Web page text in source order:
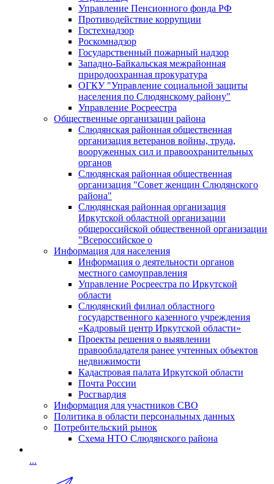
Управление Пенсионного фонда РФ
Противодействие коррупции
Гостехнадзор
Роскомнадзор
Государственный пожарный надзор
Западно-Байкальская межрайонная
природоохранная прокуратура
ОГКУ "Управление социальной защиты
населения по Слюдянскому району"
Управление Росреестра
Общественные организации района
Слюдянская районная общественная
организация ветеранов войны, труда,
вооруженных сил и правоохранительных
органов
Слюдянская районная общественная
организация "Совет женщин Слюдянского
района"
Слюдянская районная организация
Иркутской областной организации
общероссийской общественной организации
"Всероссийское о
Информация для населения
Информация о деятельности органов
местного самоуправления
Управление Росреестра по Иркутской
области
Слюдянский филиал областного
государственного казенного учреждения
«Кадровый центр Иркутской области»
Проекты решения о выявлении
правообладателя ранее учтенных объектов
недвижимости
Кадастровая палата Иркутской области
Почта России
Росгвардия
Информация для участников СВО
Политика в области персональных данных
Потребительский рынок
Схема НТО Слюдянского района
...